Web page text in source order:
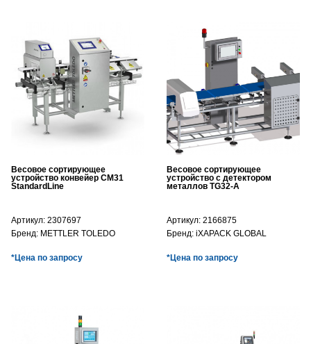
Весовое сортирующее
устройство конвейер CM31
StandardLine
Артикул: 2307697
Бренд: METTLER TOLEDO
*Цена по запросу
Весовое сортирующее
устройство с детектором
металлов TG32-A
Артикул: 2166875
Бренд: iXAPACK GLOBAL
*Цена по запросу